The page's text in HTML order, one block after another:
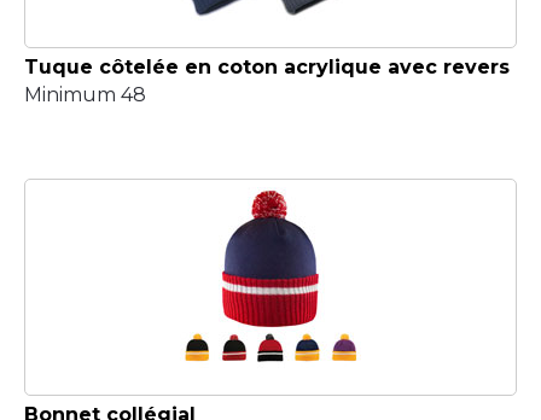
Tuque côtelée en coton acrylique avec revers
Minimum 48
Bonnet collégial